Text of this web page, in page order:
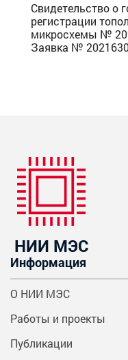
Свидетельство о
регистрации
микросхемы №
Заявка №
НИИ МЭС
Информация
О НИИ МЭС
Работы и проекты
Публикации